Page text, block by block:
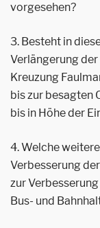
vorgesehen?
3. Besteht in
Verlängerung
Kreuzung
bis zur besagten
bis in Höhe der
4. Welche
Verbesserung
zur
Bus- und